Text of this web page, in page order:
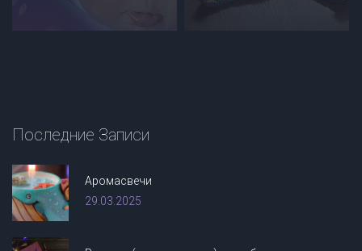
Последние Записи
Аромасвечи
29.03.2025